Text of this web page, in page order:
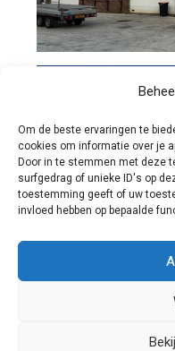
Om de beste ervaringen te
cookies om informatie over je
Door in te stemmen met deze
surfgedrag of unieke ID's op
toestemming geeft of uw
invloed hebben op bepaalde